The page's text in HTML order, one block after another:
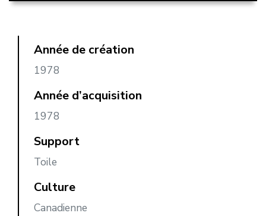
Année de création
1978
Année d’acquisition
1978
Support
Toile
Culture
Canadienne